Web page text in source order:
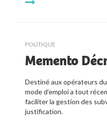
POLITIQUE
Memento
Destiné aux opérateurs
mode d’emploi a tout
faciliter la gestion des
justification.